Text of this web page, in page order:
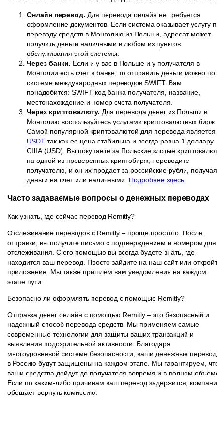
Онлайн перевод. Для перевода онлайн не требуется
оформление документов. Если система оказывает услугу
переводу средств в Монголию из Польши, адресат может
получить деньги наличными в любом из пунктов
обслуживания этой системы.
Через банки. Если и у вас в Польше и у получателя в
Монголии есть счет в банке, то отправить деньги можно по
системе международных переводов SWIFT. Вам
понадобится: SWIFT-код банка получателя, название,
местонахождение и номер счета получателя.
Через криптовалюту. Для перевода денег из Польши в
Монголию воспользуйтесь услугами криптовалютных бирж.
Самой популярной криптовалютой для перевода является
USDT так как ее цена стабильна и всегда равна 1 доллару
США (USD). Вы покупаете за Польские злотые
на одной из проверенных криптобирж, переводите
получателю, и он их продает за российские рубли, получая
деньги на счет или наличными. Подробнее здесь.
Часто задаваемые вопросы о денежных переводах
Как узнать, где сейчас перевод Remitly?
Отслеживание переводов с Remitly – проще простого. После
отправки, вы получите письмо с подтверждением и номером для
отслеживания. С его помощью вы всегда будете знать, где
находится ваш перевод. Просто зайдите на наш сайт или
приложение. Мы также пришлем вам уведомления на каждом
этапе пути.
Безопасно ли оформлять перевод с помощью Remitly?
Отправка денег онлайн с помощью Remitly – это безопасный и
надежный способ перевода средств. Мы применяем самые
современные технологии для защиты ваших транзакций и
выявления подозрительной активности. Благодаря
многоуровневой системе безопасности, ваши денежные
в Россию будут защищены на каждом этапе. Мы гарантируем,
ваши средства дойдут до получателя вовремя и в полном
Если по каким-либо причинам ваш перевод задержится,
обещает вернуть комиссию.